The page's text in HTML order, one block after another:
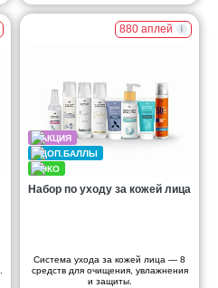
880 аплей
Набор по уходу за кожей лица
Система ухода за кожей лица — 8
средств для очищения, увлажнения
и защиты.